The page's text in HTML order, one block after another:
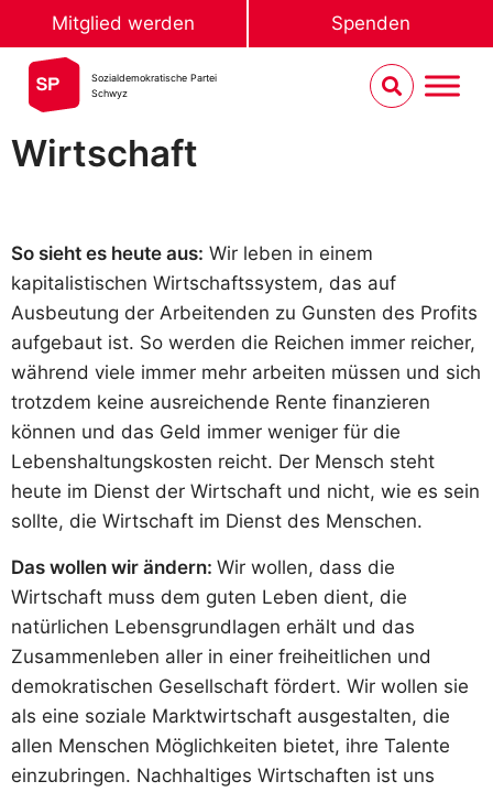
Mitglied werden Spenden
Sozialdemokratische Partei
Schwyz
Wirtschaft
So sieht es heute aus: Wir leben in einem
kapitalistischen Wirtschaftssystem, das auf
Ausbeutung der Arbeitenden zu Gunsten des Profits
aufgebaut ist. So werden die Reichen immer reicher,
während viele immer mehr arbeiten müssen und sich
trotzdem keine ausreichende Rente finanzieren
können und das Geld immer weniger für die
Lebenshaltungskosten reicht. Der Mensch steht
heute im Dienst der Wirtschaft und nicht, wie es sein
sollte, die Wirtschaft im Dienst des Menschen.
Das wollen wir ändern: Wir wollen, dass die
Wirtschaft muss dem guten Leben dient, die
natürlichen Lebensgrundlagen erhält und das
Zusammenleben aller in einer freiheitlichen und
demokratischen Gesellschaft fördert. Wir wollen sie
als eine soziale Marktwirtschaft ausgestalten, die
allen Menschen Möglichkeiten bietet, ihre Talente
einzubringen. Nachhaltiges Wirtschaften ist uns